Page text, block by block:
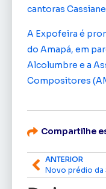
cantoras
A Expofeira é
do Amapá, em
Alcolumbre e a
Compositores
Compartilhe
ANTERIOR